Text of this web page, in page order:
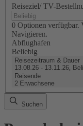
Reiseziel/ TV-
0 Optionen verfügbar.
Navigieren.
Abflughafen
Beliebig
Reisezeitraum & Dauer
13.08.26 - 13.11.26,
Reisende
2 Erwachsene
Suchen